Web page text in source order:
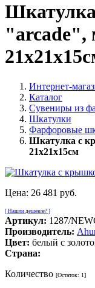
"arcade",
Интернет-
Каталог
Сувениры из
Шкатулки
Фарфоровые
Шкатулка с
21х21х15см
Цена: 26 481 руб.
[ Нашли дешевле? ]
Артикул: 1287/
Производитель:
Цвет: белый с
Страна:
Количество [Остаток: 1]